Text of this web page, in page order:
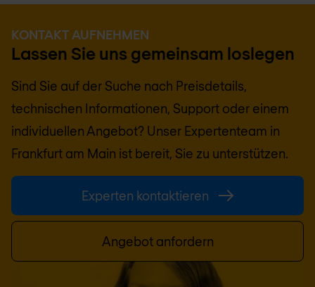
KONTAKT AUFNEHMEN
Lassen Sie uns gemeinsam loslegen
Sind Sie auf der Suche nach Preisdetails,
technischen Informationen, Support oder einem
individuellen Angebot? Unser Expertenteam in
Frankfurt am Main ist bereit, Sie zu unterstützen.
Experten kontaktieren
Angebot anfordern